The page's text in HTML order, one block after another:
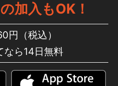
加入もOK！
円（税込）
なら14日無料